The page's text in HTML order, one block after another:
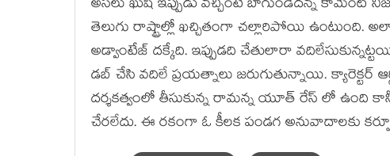
అసలు ఖుషి ఇప్పుడు వచ్చింటే బాగుండేదన్న కామెంట్
తెలుగు రాష్ట్రాల్లో ఖచ్చితంగా చల్లారిపోయి ఉంటుంది.
అడ్వాంటేజ్ దక్కేది. ఇప్పుడది చేతులారా
డబ్ చేసి వదిలే ప్రయత్నాలు జరుగుతున్నాయి.
దర్శకత్వంలో తీసుకున్న రామన్న యూత్ రేస్ లో ఉంది
చేరలేదు. ఈ రకంగా ఓ కీలక పండగ అనువాదాలకు